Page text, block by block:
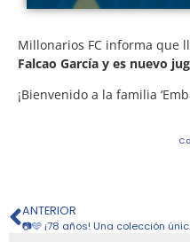
Millonarios FC informa que
Falcao García y es nuevo
¡Bienvenido a la familia
ANTERIOR
📷🩵 ¡78